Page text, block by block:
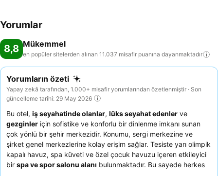
Yorumlar
8,8 Mükemmel
en popüler sitelerden alınan 11.037 misafir puanına dayanmaktadır
Yorumların özeti
Yapay zekâ tarafından, 1.000+ misafir yorumlarından özetlenmiştir · Son
güncelleme tarihi: 29 May 2026
Bu otel, iş seyahatinde olanlar, lüks seyahat edenler ve
gezginler için sofistike ve konforlu bir dinlenme imkanı sunan
çok yönlü bir şehir merkezidir. Konumu, sergi merkezine ve
şirket genel merkezlerine kolay erişim sağlar. Tesiste yarı olimpik
kapalı havuz, spa küveti ve özel çocuk havuzu içeren etkileyici
bir spa ve spor salonu alanı bulunmaktadır. Bu sayede herkes